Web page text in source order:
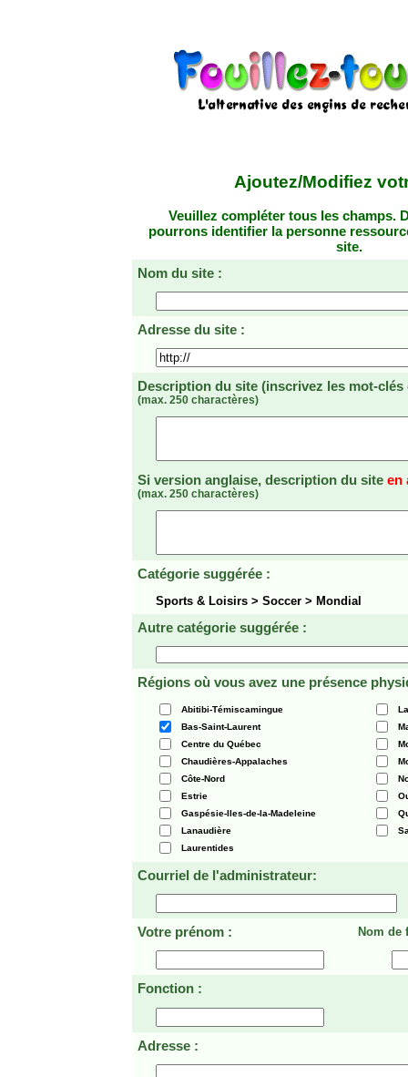
Ajoutez/Modifiez
Veuillez compléter tous les champs.
pourrons identifier la personne
site.
Nom du site :
Adresse du site :
Description du site (inscrivez les mot-
(max. 250 charactères)
Si version anglaise, description du site en
(max. 250 charactères)
Catégorie suggérée :
Sports & Loisirs > Soccer > Mondial
Autre catégorie suggérée :
Régions où vous avez une présence
Abitibi-Témiscamingue
Bas-Saint-Laurent
Centre du Québec
Chaudières-Appalaches
Côte-Nord
Estrie
Gaspésie-Iles-de-la-Madeleine
Lanaudière
Laurentides
Courriel de l'administrateur:
Votre prénom : Nom de
Fonction :
Adresse :